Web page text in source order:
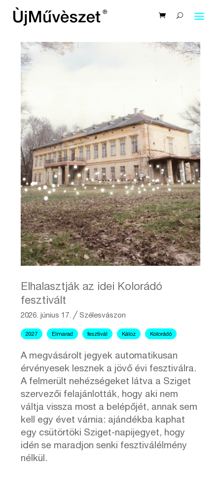
Elhalasztják az idei Kolorádó
fesztivált
2026. június 17. ╱Szélesvászon
2027 Elmarad fesztivál Káloz Kolorádó
A megvásárolt jegyek automatikusan
érvényesek lesznek a jövő évi fesztiválra.
A felmerült nehézségeket látva a Sziget
szervezői felajánlották, hogy aki nem
váltja vissza most a belépőjét, annak sem
kell egy évet várnia: ajándékba kaphat
egy csütörtöki Sziget-napijegyet, hogy
idén se maradjon senki fesztiválélmény
nélkül.